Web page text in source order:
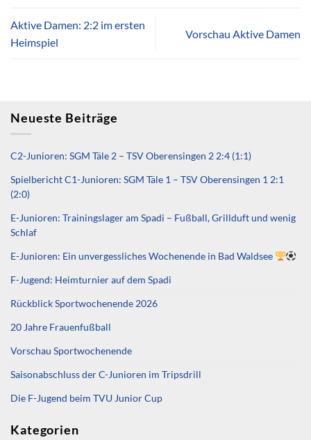
Aktive Damen: 2:2 im ersten
Heimspiel
Vorschau Aktive Damen
Neueste Beiträge
C2-Junioren: SGM Täle 2 – TSV Oberensingen 2 2:4 (1:1)
Spielbericht C1-Junioren: SGM Täle 1 – TSV Oberensingen 1 2:1
(2:0)
E-Junioren: Trainingslager am Spadi – Fußball, Grillduft und wenig
Schlaf
E-Junioren: Ein unvergessliches Wochenende in Bad Waldsee
F-Jugend: Heimturnier auf dem Spadi
Rückblick Sportwochenende 2026
20 Jahre Frauenfußball
Vorschau Sportwochenende
Saisonabschluss der C-Junioren im Tripsdrill
Die F-Jugend beim TVU Junior Cup
Kategorien